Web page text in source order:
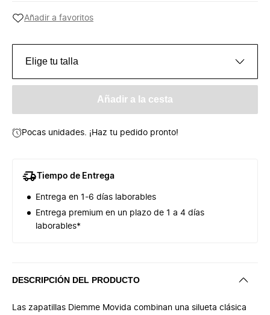
Añadir a favoritos
Elige tu talla
Añadir a la cesta
Pocas unidades. ¡Haz tu pedido pronto!
Tiempo de Entrega
Entrega en 1-6 días laborables
Entrega premium en un plazo de 1 a 4 días
laborables*
DESCRIPCIÓN DEL PRODUCTO
Las zapatillas Diemme Movida combinan una silueta clásica